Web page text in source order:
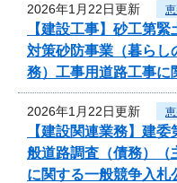
2026年1月22日更新
【建設工事】砂工第
対策砂防事業（暮らし
務）工事用道路工事に
2026年1月22日更新
【建設関連業務】建
般道路調査（債務）
に関する一般競争入札